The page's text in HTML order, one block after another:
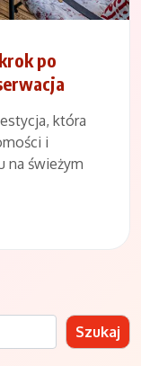
po
która
i
na świeżym
Szukaj